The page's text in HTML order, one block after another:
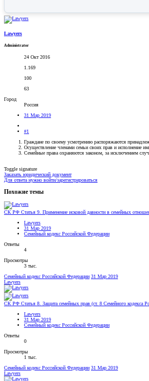
Lawyers
Administrator
24 Окт 2016
1.169
100
63
Город
Россия
31 Мар 2019
#1
Граждане по своему усмотрению распоряжаются
Осуществление членами семьи своих прав и исполнение
Семейные права охраняются законом, за исключением
Toggle signature
Заказать юридический документ
Для ответа нужно войти/зарегистрироваться
Похожие темы
СК РФ Статья 9. Применение исковой давности в семейных
Lawyers
31 Мар 2019
Семейный кодекс Российской Федерации
Ответы
4
Просмотры
3 тыс.
Семейный кодекс Российской Федерации 31 Мар 2019
Lawyers
СК РФ Статья 8. Защита семейных прав (ст. 8 Семейного кодекса
Lawyers
31 Мар 2019
Семейный кодекс Российской Федерации
Ответы
0
Просмотры
1 тыс.
Семейный кодекс Российской Федерации 31 Мар 2019
Lawyers